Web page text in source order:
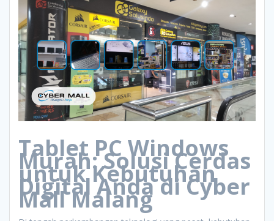
Tablet PC Windows
Murah: Solusi Cerdas
untuk Kebutuhan
Digital Anda di Cyber
Mall Malang